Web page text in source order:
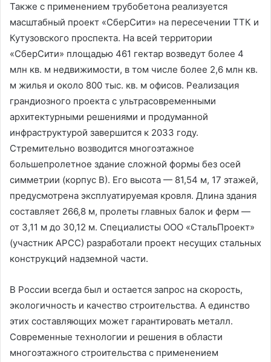
Также с применением трубобетона реализуется
масштабный проект «СберСити» на пересечении ТТК и
Кутузовского проспекта. На всей территории
«СберСити» площадью 461 гектар возведут более 4
млн кв. м недвижимости, в том числе более 2,6 млн кв.
м жилья и около 800 тыс. кв. м офисов. Реализация
грандиозного проекта с ультрасовременными
архитектурными решениями и продуманной
инфраструктурой завершится к 2033 году.
Стремительно возводится многоэтажное
большепролетное здание сложной формы без осей
симметрии (корпус В). Его высота — 81,54 м, 17 этажей,
предусмотрена эксплуатируемая кровля. Длина здания
составляет 266,8 м, пролеты главных балок и ферм —
от 3,11 м до 30,12 м. Специалисты ООО «СтальПроект»
(участник АРСС) разработали проект несущих стальных
конструкций надземной части.
В России всегда был и остается запрос на скорость,
экологичность и качество строительства. А единство
этих составляющих может гарантировать металл.
Современные технологии и решения в области
многоэтажного строительства с применением